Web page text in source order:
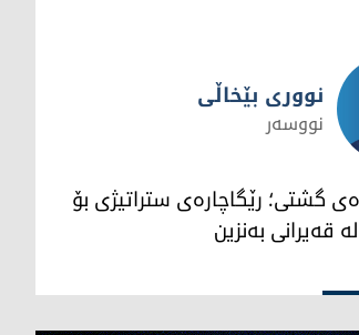
نووری بێخاڵی
نووسەر
گشتی؛ رێگاچارەی ستراتیژی بۆ
قەیرانی بەنزین